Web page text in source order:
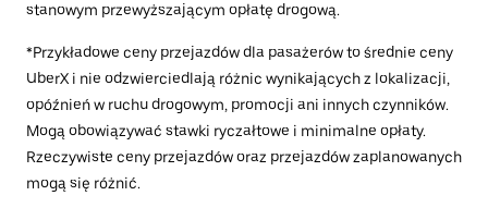
stanowym przewyższającym opłatę drogową.
*Przykładowe ceny przejazdów dla pasażerów to średnie ceny
UberX i nie odzwierciedlają różnic wynikających z lokalizacji,
opóźnień w ruchu drogowym, promocji ani innych czynników.
Mogą obowiązywać stawki ryczałtowe i minimalne opłaty.
Rzeczywiste ceny przejazdów oraz przejazdów zaplanowanych
mogą się różnić.